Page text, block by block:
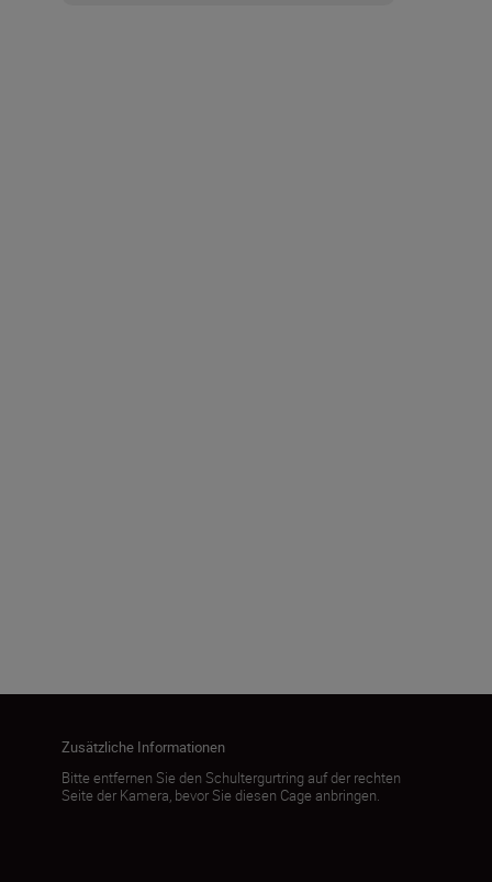
Zusätzliche Informationen
Bitte entfernen Sie den Schultergurtring auf der rechten
Seite der Kamera, bevor Sie diesen Cage anbringen.